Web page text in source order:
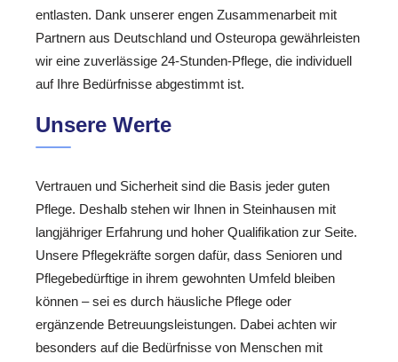
entlasten. Dank unserer engen Zusammenarbeit mit
Partnern aus Deutschland und Osteuropa gewährleisten
wir eine zuverlässige 24-Stunden-Pflege, die individuell
auf Ihre Bedürfnisse abgestimmt ist.
Unsere Werte
Vertrauen und Sicherheit sind die Basis jeder guten
Pflege. Deshalb stehen wir Ihnen in Steinhausen mit
langjähriger Erfahrung und hoher Qualifikation zur Seite.
Unsere Pflegekräfte sorgen dafür, dass Senioren und
Pflegebedürftige in ihrem gewohnten Umfeld bleiben
können – sei es durch häusliche Pflege oder
ergänzende Betreuungsleistungen. Dabei achten wir
besonders auf die Bedürfnisse von Menschen mit